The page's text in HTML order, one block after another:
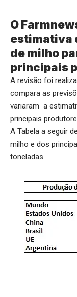
O
estimativa
de milho
principais
A revisão foi
compara as
variaram a
principais
A Tabela a seguir
milho e dos
toneladas.